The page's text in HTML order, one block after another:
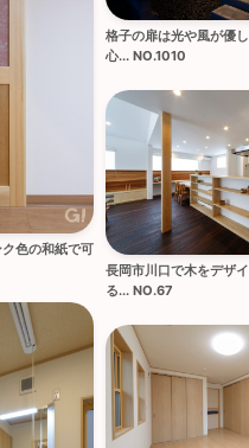
格子の扉は光や風が優
心... NO.1010
色の和紙で可
長岡市川口で木をデザ
る... NO.67